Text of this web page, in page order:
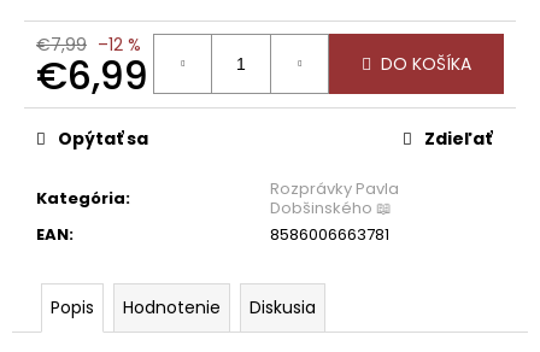
€7,99 –12 %
€6,99
Jednotková
cena:
DO KOŠÍKA
Kategória:
Rozprávky Pavla
Dobšinského 📖
EAN: 8586006663781
Opýtať sa Zdieľať
Popis Hodnotenie Diskusia
ú
č
a
m
e